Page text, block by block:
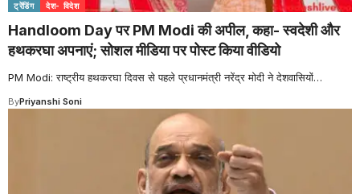
ट्रेंडिंग देश- विदेश
Handloom Day पर PM Modi की अपील, कहा- स्वदेशी और
हथकरघा अपनाएं; सोशल मीडिया पर पोस्ट किया वीडियो
PM Modi: राष्ट्रीय हथकरघा दिवस से पहले प्रधानमंत्री नरेंद्र मोदी ने देशवासियों…
ByPriyanshi Soni